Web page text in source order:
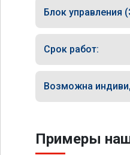
Блок управления
Срок работ:
Возможна
Примеры